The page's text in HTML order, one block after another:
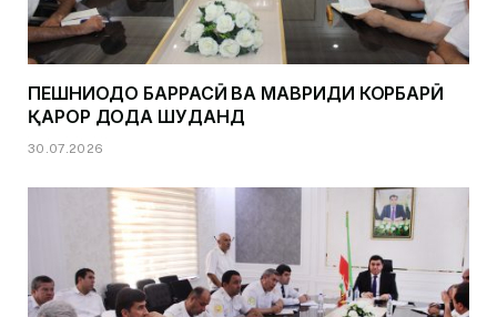
ПЕШНИҲОДҲО БАРРАСӢ ВА МАВРИДИ КОРБАРӢ
ҚАРОР ДОДА ШУДАНД
30.07.2026